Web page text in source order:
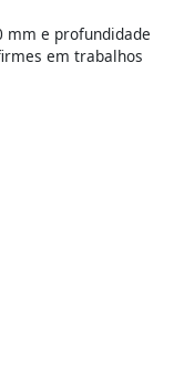
mm e profundidade
em trabalhos